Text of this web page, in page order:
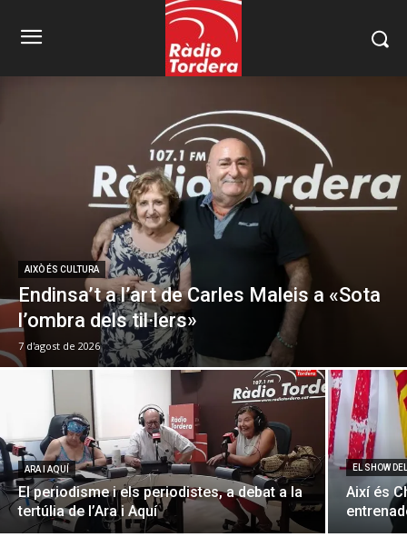
AIXÒ ÉS CULTURA
Endinsa’t a l’art de Carles Maleis a «Sota
l’ombra dels til·lers»
7 d'agost de 2026
ARA I AQUÍ
El periodisme i els periodistes, a debat a la
tertúlia de l’Ara i Aquí
EL SHOW
Així és